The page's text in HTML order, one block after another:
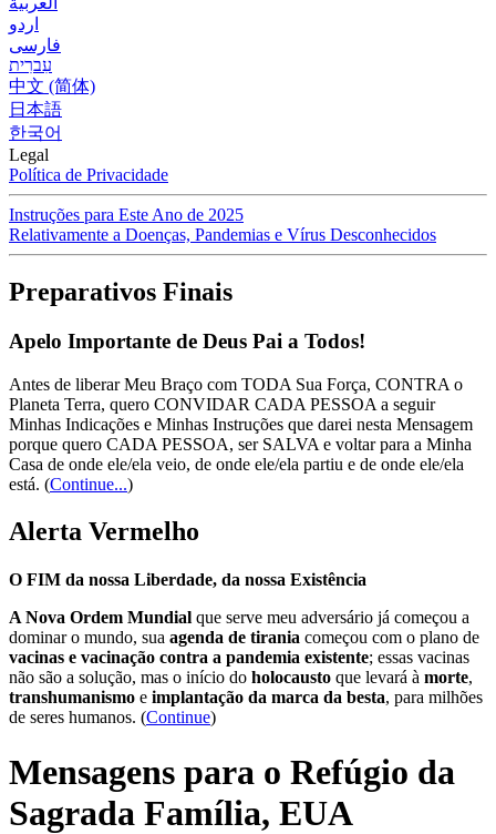
اردو
فارسی
עִברִית
中文 (简体)
日本語
한국어
Legal
Política de Privacidade
Instruções para Este Ano de 2025
Relativamente a Doenças, Pandemias e Vírus Desconhecidos
Preparativos Finais
Apelo Importante de Deus Pai a Todos!
Antes de liberar Meu Braço com TODA Sua Força, CONTRA o
Planeta Terra, quero CONVIDAR CADA PESSOA a seguir
Minhas Indicações e Minhas Instruções que darei nesta Mensagem
porque quero CADA PESSOA, ser SALVA e voltar para a Minha
Casa de onde ele/ela veio, de onde ele/ela partiu e de onde ele/ela
está. (Continue...)
Alerta Vermelho
O FIM da nossa Liberdade, da nossa Existência
A Nova Ordem Mundial que serve meu adversário já começou a
dominar o mundo, sua agenda de tirania começou com o plano de
vacinas e vacinação contra a pandemia existente; essas vacinas
não são a solução, mas o início do holocausto que levará à morte,
transhumanismo e implantação da marca da besta, para milhões
de seres humanos. (Continue)
Mensagens para o Refúgio da
Sagrada Família, EUA